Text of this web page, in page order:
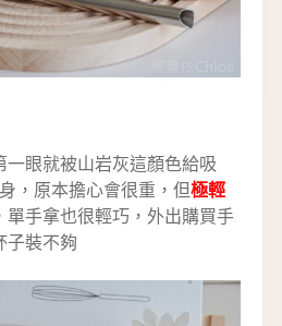
眼就被山岩灰這顏色給吸
，原本擔心會很重，但極輕
單手拿也很輕巧，外出購買手
子裝不夠